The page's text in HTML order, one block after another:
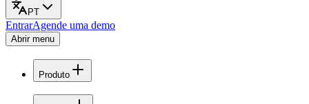
PT
EntrarAgende uma demo
Abrir menu
Produto